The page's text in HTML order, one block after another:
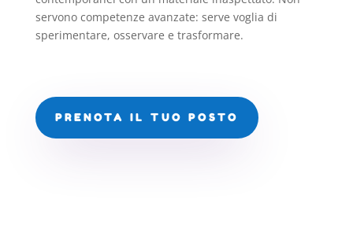
servono competenze avanzate: serve voglia di
sperimentare, osservare e trasformare.
PRENOTA IL TUO POSTO